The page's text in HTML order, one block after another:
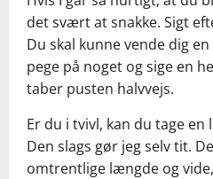
det svært at snakke. Sigt
Du skal kunne vende dig
pege på noget og sige en
taber pusten halvvejs.
Er du i tvivl, kan du tage
Den slags gør jeg selv tit.
omtrentlige længde og